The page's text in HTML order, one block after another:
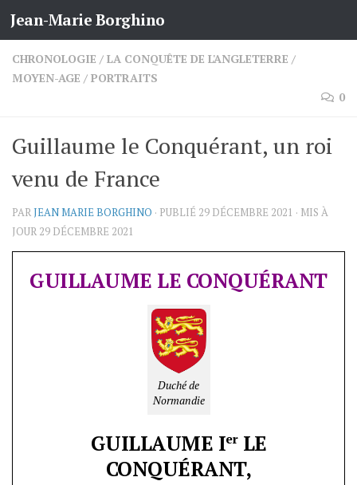
Skip to content
Jean-Marie Borghino
CHRONOLOGIE / LA CONQUÊTE DE L'ANGLETERRE /
MOYEN-AGE / PORTRAITS
0
Guillaume le Conquérant, un roi
venu de France
PARJEAN MARIE BORGHINO · PUBLIÉ 29 DÉCEMBRE 2021 · MIS À
JOUR 29 DÉCEMBRE 2021
GUILLAUME LE CONQUÉRANT
Duché de
Normandie
GUILLAUME IerLE
CONQUÉRANT,